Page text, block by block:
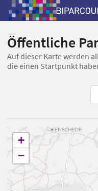
Öffentliche
Auf dieser Karte werden
die einen Startpunkt
+
−